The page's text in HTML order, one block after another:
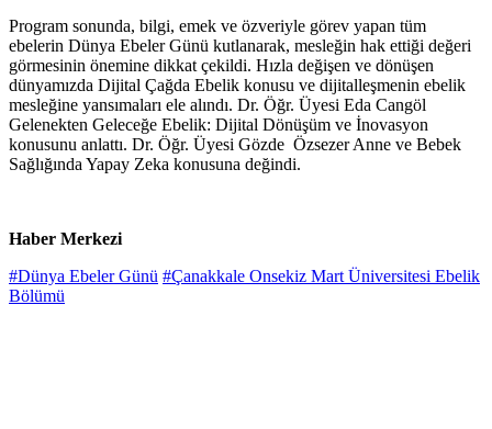
Program sonunda, bilgi, emek ve özveriyle görev yapan tüm
ebelerin Dünya Ebeler Günü kutlanarak, mesleğin hak ettiği değeri
görmesinin önemine dikkat çekildi. Hızla değişen ve dönüşen
dünyamızda Dijital Çağda Ebelik konusu ve dijitalleşmenin ebelik
mesleğine yansımaları ele alındı. Dr. Öğr. Üyesi Eda Cangöl
Gelenekten Geleceğe Ebelik: Dijital Dönüşüm ve İnovasyon
konusunu anlattı. Dr. Öğr. Üyesi Gözde Özsezer Anne ve Bebek
Sağlığında Yapay Zeka konusuna değindi.
Haber Merkezi
#Dünya Ebeler Günü #Çanakkale Onsekiz Mart Üniversitesi Ebelik
Bölümü